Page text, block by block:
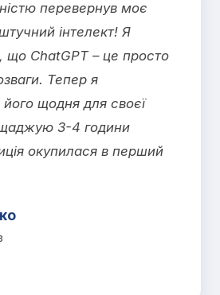
перевернув моє
інтелект! Я
що ChatGPT – це просто
Тепер я
щодня для своєї
3-4 години
окупилася в перший